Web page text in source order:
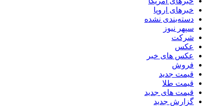
خبرهای اروپا
دسته‌بندی نشده
سپهر نیوز
شرکت
عکس
عکس های خبر
فروش
قیمت جدید
قیمت طلا
قیمت های جدید
گزارش جدید